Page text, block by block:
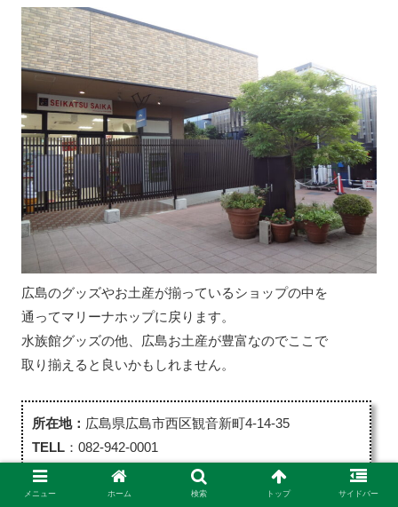
広島のグッズやお土産が揃っているショップの中を
通ってマリーナホップに戻ります。
水族館グッズの他、広島お土産が豊富なのでここで
取り揃えると良いかもしれません。
所在地： 広島県広島市西区観音新町4-14-35
TELL ：082-942-0001
開館時間
：10時00分～20時00分(4月～11月)
10時00分～17時00分(11月～3月)
メニュー ホーム 検索 トップ サイドバー